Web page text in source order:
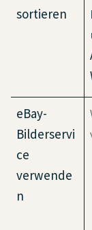
sortieren
eBay-
Bilderservi
ce
verwende
n